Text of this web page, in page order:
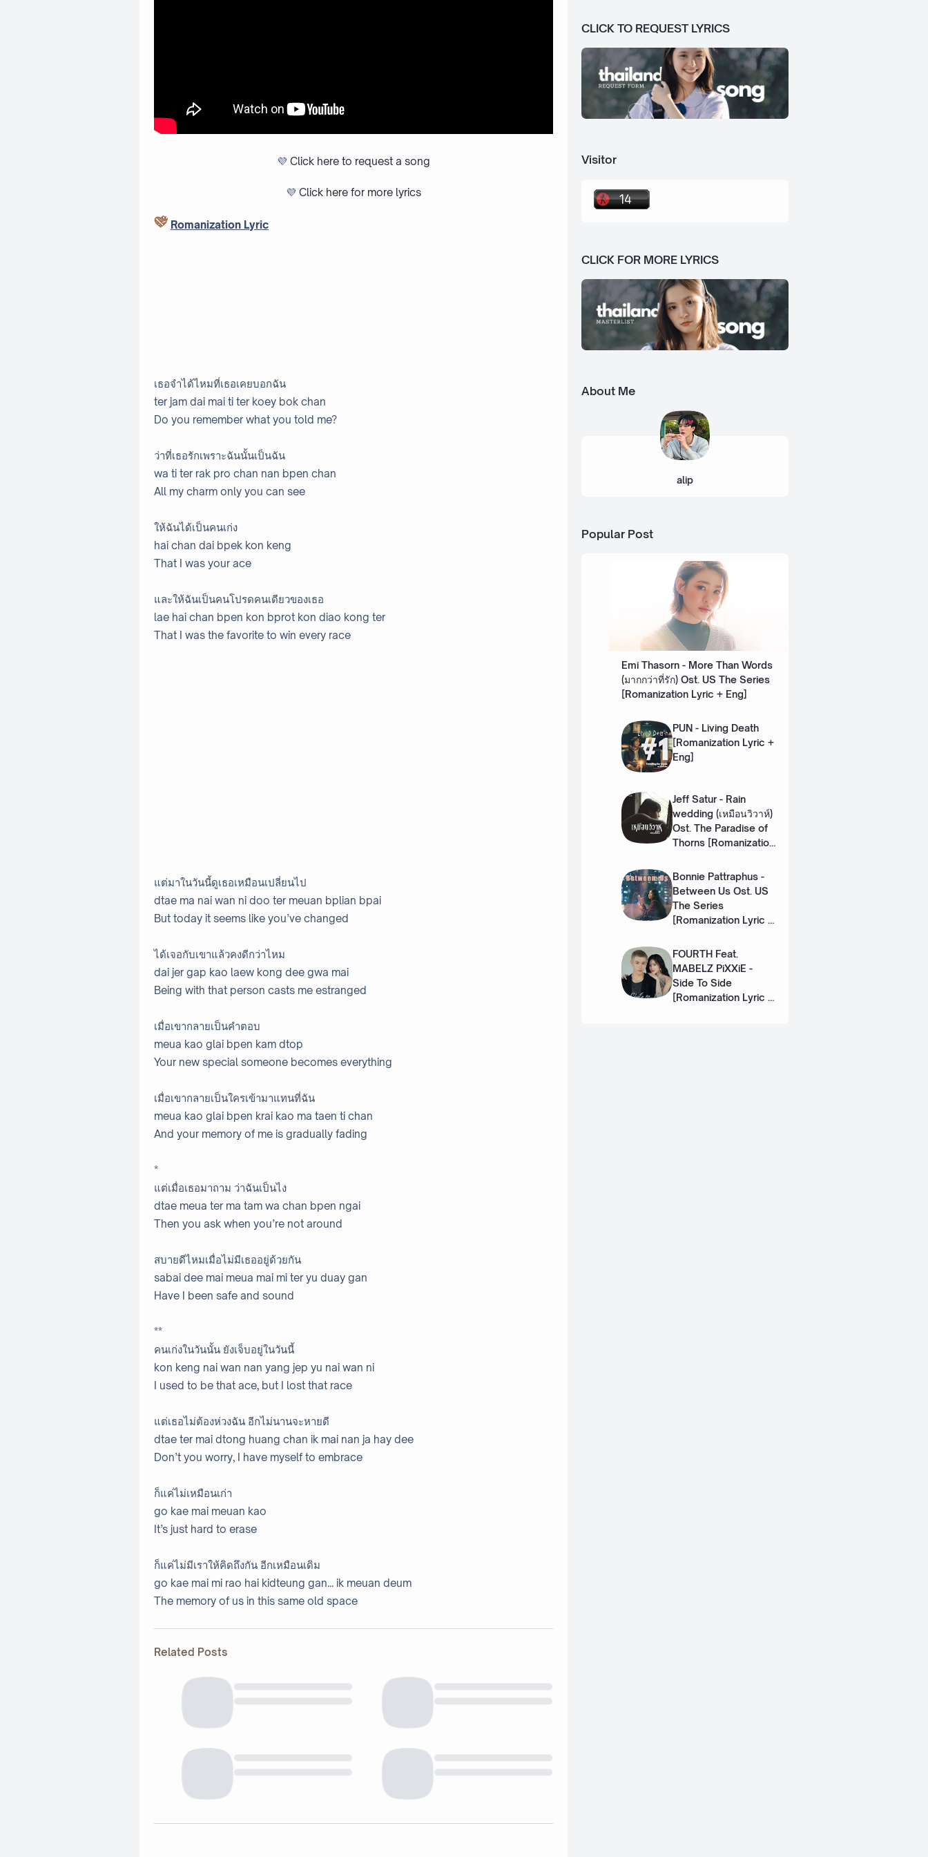
💜 Click here to request a song
💜 Click here for more lyrics
Romanization Lyric
เธอจำได้ไหมที่เธอเคยบอกฉัน
ter jam dai mai ti ter koey bok chan
Do you remember what you told me?
ว่าที่เธอรักเพราะฉันนั้นเป็นฉัน
wa ti ter rak pro chan nan bpen chan
All my charm only you can see
ให้ฉันได้เป็นคนเก่ง
hai chan dai bpek kon keng
That I was your ace
และให้ฉันเป็นคนโปรดคนเดียวของเธอ
lae hai chan bpen kon bprot kon diao kong ter
That I was the favorite to win every race
แต่มาในวันนี้ดูเธอเหมือนเปลี่ยนไป
dtae ma nai wan ni doo ter meuan bplian bpai
But today it seems like you’ve changed
ได้เจอกับเขาแล้วคงดีกว่าไหม
dai jer gap kao laew kong dee gwa mai
Being with that person casts me estranged
เมื่อเขากลายเป็นคำตอบ
meua kao glai bpen kam dtop
Your new special someone becomes everything
เมื่อเขากลายเป็นใครเข้ามาแทนที่ฉัน
meua kao glai bpen krai kao ma taen ti chan
And your memory of me is gradually fading
*
แต่เมื่อเธอมาถาม ว่าฉันเป็นไง
dtae meua ter ma tam wa chan bpen ngai
Then you ask when you’re not around
สบายดีไหมเมื่อไม่มีเธออยู่ด้วยกัน
sabai dee mai meua mai mi ter yu duay gan
Have I been safe and sound
**
คนเก่งในวันนั้น ยังเจ็บอยู่ในวันนี้
kon keng nai wan nan yang jep yu nai wan ni
I used to be that ace, but I lost that race
แต่เธอไม่ต้องห่วงฉัน อีกไม่นานจะหายดี
dtae ter mai dtong huang chan ik mai nan ja hay dee
Don’t you worry, I have myself to embrace
ก็แค่ไม่เหมือนเก่า
go kae mai meuan kao
It’s just hard to erase
ก็แค่ไม่มีเราให้คิดถึงกัน อีกเหมือนเดิม
go kae mai mi rao hai kidteung gan... ik meuan deum
The memory of us in this same old space
Related Posts
CLICK TO REQUEST LYRICS
Visitor
CLICK FOR MORE LYRICS
About Me
alip
Popular Post
Emi Thasorn - More Than Words
(มากกว่าที่รัก) Ost. US The Series
[Romanization Lyric + Eng]
PUN - Living Death
[Romanization Lyric +
Eng]
Jeff Satur - Rain
wedding (เหมือนวิวาห์)
Ost. The Paradise of
Thorns [Romanization
Bonnie Pattraphus -
Between Us Ost. US
The Series
[Romanization Lyric +
FOURTH Feat.
MABELZ PiXXiE -
Side To Side
[Romanization Lyric +